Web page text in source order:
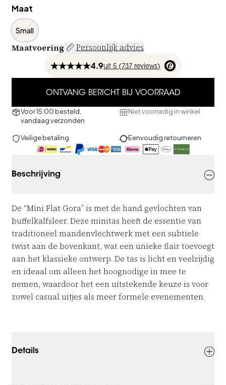
Maat
Small
Maatvoering Persoonlijk advies
4.9uit 5 ( 737 reviews)
ONTVANG BERICHT BIJ VOORRAAD
Voor 15:00 besteld,
vandaag verzonden
Niet voorradig in winkel
Veilige betaling Eenvoudig retourneren
Beschrijving
De “Mini Flat Gora” is met de hand gevlochten van
buffelkalfsleer. Deze minitas heeft de essentie van
traditioneel mandenvlechtwerk met een subtiele
twist aan de bovenkant, wat een unieke flair toevoegt
aan het klassieke ontwerp. De tas is licht en veelzijdig
en ideaal om alleen het hoognodige in mee te
nemen, waardoor het een uitstekende keuze is voor
zowel casual uitjes als meer formele evenementen.
Details